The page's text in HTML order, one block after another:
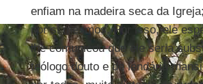
enfiam na madeira seca da
por si mesmos. Por isso, ele
lhe comunicou que ele seria
teólogo douto e de lendária